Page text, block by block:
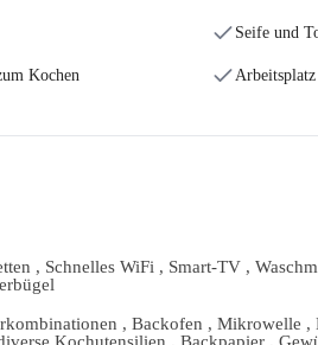
Seife und
Kochen Arbeitsplatz
, Schnelles WiFi , Smart-TV ,
, Backofen , Mikrowelle ,